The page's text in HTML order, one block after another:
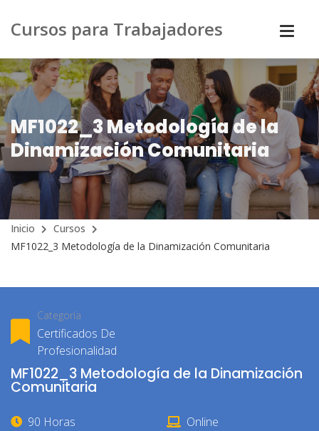
Cursos para Trabajadores
MF1022_3 Metodología de la
Dinamización Comunitaria
Inicio
Cursos
MF1022_3 Metodología de la Dinamización Comunitaria
Categoría
Certificados De
Profesionalidad
MF1022_3 Metodología de la Dinamización
Comunitaria
90 Horas Online